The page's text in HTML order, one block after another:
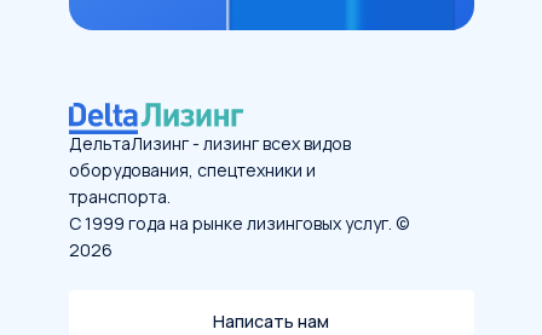
ДельтаЛизинг - лизинг всех видов
оборудования, спецтехники и
транспорта.
С 1999 года на рынке лизинговых услуг. ©
2026
Написать нам